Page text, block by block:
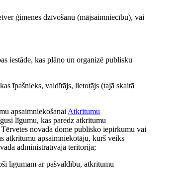
ģimenes dzīvošanu (mājsaimniecību), vai
iestāde, kas plāno un organizē publisku
īpašnieks, valdītājs, lietotājs (tajā skaitā
apsaimniekošanai Atkritumu
līgumu, kas paredz atkritumu
novada dome publisko iepirkumu vai
atkritumu apsaimniekotāju, kurš veiks
administratīvajā teritorijā;
līgumam ar pašvaldību, atkritumu